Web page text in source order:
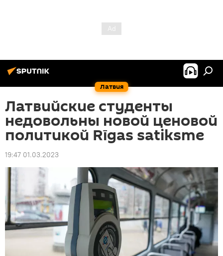
Латвия
Латвийские студенты
недовольны новой ценовой
политикой Rīgas satiksme
19:47 01.03.2023